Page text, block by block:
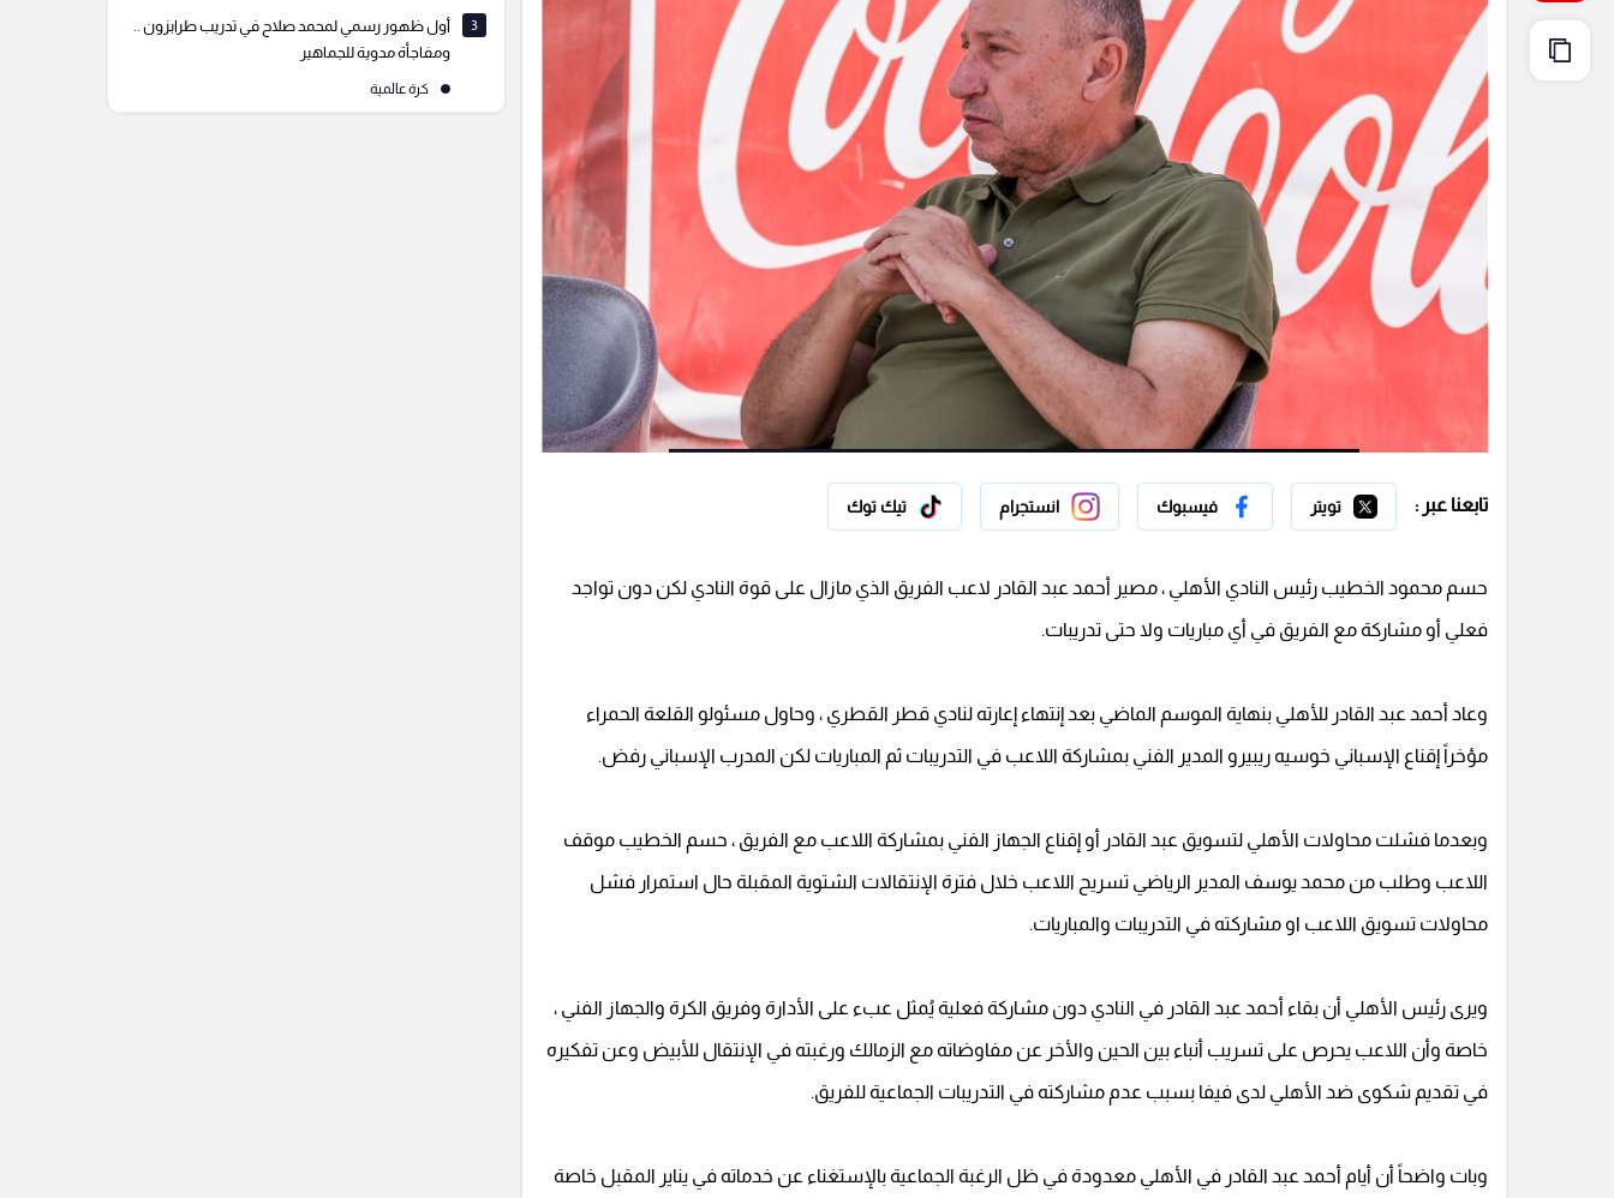
تابعنا عبر : تويتر فيسبوك انستجرام تيك توك
حسم محمود الخطيب رئيس النادي الأهلي ، مصير أحمد عبد القادر لاعب الفريق الذي مازال على قوة النادي لكن دون تواجد
فعلي أو مشاركة مع الفريق في أي مباريات ولا حتى تدريبات.
وعاد أحمد عبد القادر للأهلي بنهاية الموسم الماضي بعد إنتهاء إعارته لنادي قطر القطري ، وحاول مسئولو القلعة الحمراء
مؤخراً إقناع الإسباني خوسيه ريبيرو المدير الفني بمشاركة اللاعب في التدريبات ثم المباريات لكن المدرب الإسباني رفض.
وبعدما فشلت محاولات الأهلي لتسويق عبد القادر أو إقناع الجهاز الفني بمشاركة اللاعب مع الفريق ، حسم الخطيب موقف
اللاعب وطلب من محمد يوسف المدير الرياضي تسريح اللاعب خلال فترة الإنتقالات الشتوية المقبلة حال استمرار فشل
محاولات تسويق اللاعب او مشاركته في التدريبات والمباريات.
ويرى رئيس الأهلي أن بقاء أحمد عبد القادر في النادي دون مشاركة فعلية يُمثل عبء على الأدارة وفريق الكرة والجهاز الفني ،
خاصة وأن اللاعب يحرص على تسريب أنباء بين الحين والأخر عن مفاوضاته مع الزمالك ورغبته في الإنتقال للأبيض وعن تفكيره
في تقديم شكوى ضد الأهلي لدى فيفا بسبب عدم مشاركته في التدريبات الجماعية للفريق.
وبات واضحاً أن أيام أحمد عبد القادر في الأهلي معدودة في ظل الرغبة الجماعية بالإستغناء عن خدماته في يناير المقبل خاصة
3
أول ظهور رسمي لمحمد صلاح في تدريب طرابزون ..
ومفاجأة مدوية للجماهير
كرة عالمية